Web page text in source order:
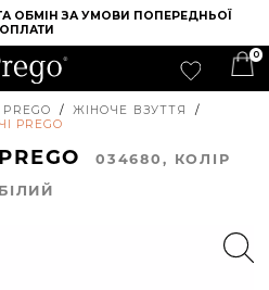
ОБМІН ЗА УМОВИ ПОПЕРЕДНЬОЇ
ОПЛАТИ
0
/ ЖІНОЧЕ ВЗУТТЯ
/
PREGO
034680, КОЛIР
БІЛИЙ